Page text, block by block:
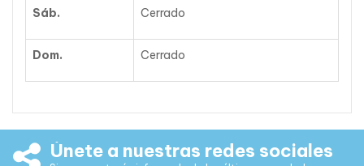
Sáb. Cerrado
Dom. Cerrado
Únete a nuestras redes sociales